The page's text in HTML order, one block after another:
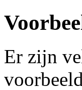
Er zijn